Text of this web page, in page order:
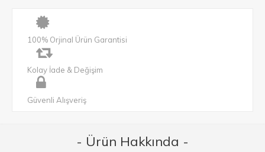
100% Orjinal Ürün Garantisi
Kolay İade & Değişim
Güvenli Alışveriş
- Ürün Hakkında -